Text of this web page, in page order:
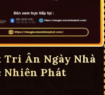
Tri Ân Ngày Nhà
Nhiên Phát